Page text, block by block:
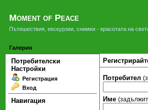
Moment of Peace
Пътешествия, екскурзии, снимки - красотата на
Галерия
Потребителски
Настройки
Регистрация
Вход
Навигация
Потребител
Име